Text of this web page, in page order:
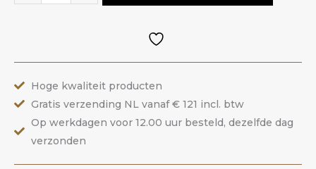
Hoge kwaliteit producten
Gratis verzending NL vanaf € 121 incl. btw
Op werkdagen voor 12.00 uur besteld, dezelfde dag
verzonden